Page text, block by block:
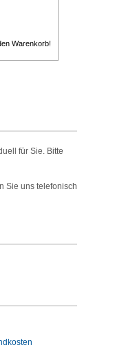
für Sie. Bitte
Sie uns telefonisch